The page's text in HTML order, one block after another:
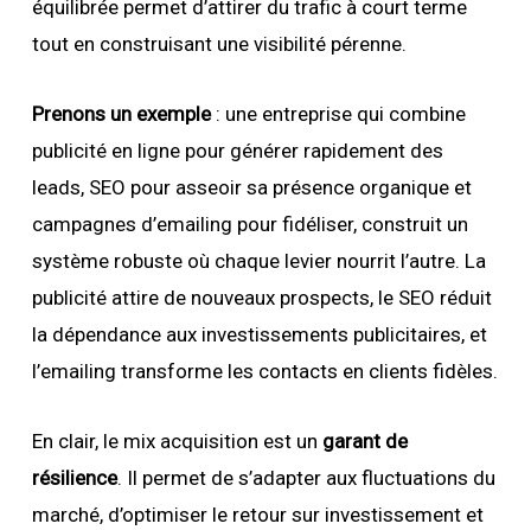
équilibrée permet d’attirer du trafic à court terme
tout en construisant une visibilité pérenne.
Prenons un exemple: une entreprise qui combine
publicité en ligne pour générer rapidement des
leads, SEO pour asseoir sa présence organique et
campagnes d’emailing pour fidéliser, construit un
système robuste où chaque levier nourrit l’autre. La
publicité attire de nouveaux prospects, le SEO réduit
la dépendance aux investissements publicitaires, et
l’emailing transforme les contacts en clients fidèles.
En clair, le mix acquisition est un garant de
résilience. Il permet de s’adapter aux fluctuations du
marché, d’optimiser le retour sur investissement et